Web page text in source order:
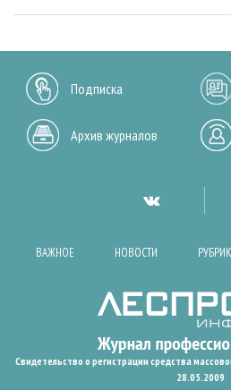
Подписка
Архив журналов
ВАЖНОЕ НОВОСТИ
Свидетельство о регистрации средства
28.05.2009